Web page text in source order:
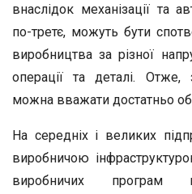
внаслідок механізації та
по-третє, можуть бути
виробництва за різної
операції та деталі. Отже,
можна вважати достатньо
На середніх і великих
виробничою
виробничих програм